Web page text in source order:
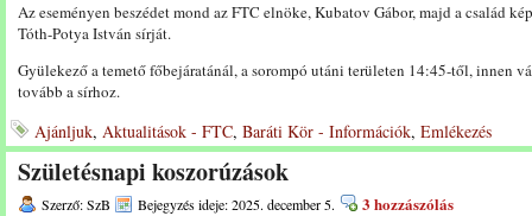
Az eseményen beszédet mond az FTC elnöke, Kubatov Gábor, majd a család
Tóth-Potya István sírját.
Gyülekező a temető főbejáratánál, a sorompó utáni területen 14:45-től, innen
tovább a sírhoz.
Ajánljuk, Aktualitások - FTC, Baráti Kör - Információk, Emlékezés
Születésnapi koszorúzások
Szerző: SzB Bejegyzés ideje: 2025. december 5. 3 hozzászólás